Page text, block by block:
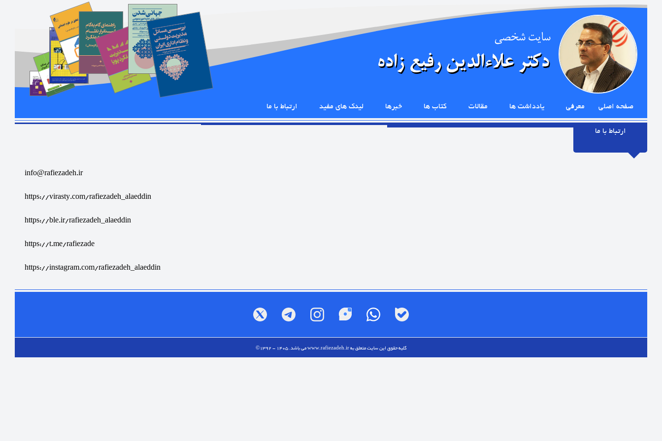
صفحه اصلی معرفی یادداشت ها مقالات کتاب ها خبرها لینک های مفید ارتباط با ما
ارتباط با ما
info@rafiezadeh.ir
https://virasty.com/rafiezadeh_alaeddin
https://ble.ir/rafiezadeh_alaeddin
https://t.me/rafiezade
https://instagram.com/rafiezadeh_alaeddin
کلیه حقوق این سایت متعلق بهwww.rafiezadeh.irمی باشد. 1405 - 1392©